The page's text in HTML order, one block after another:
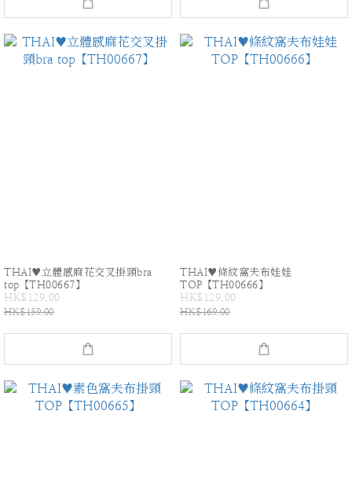
THAI♥立體感麻花交叉掛頸bra
top【TH00667】
HK$129.00
HK$159.00
THAI♥條紋窩夫布娃娃
TOP【TH00666】
HK$129.00
HK$169.00